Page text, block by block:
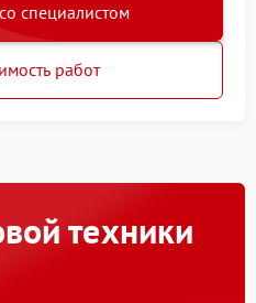
специалистом
работ
техники